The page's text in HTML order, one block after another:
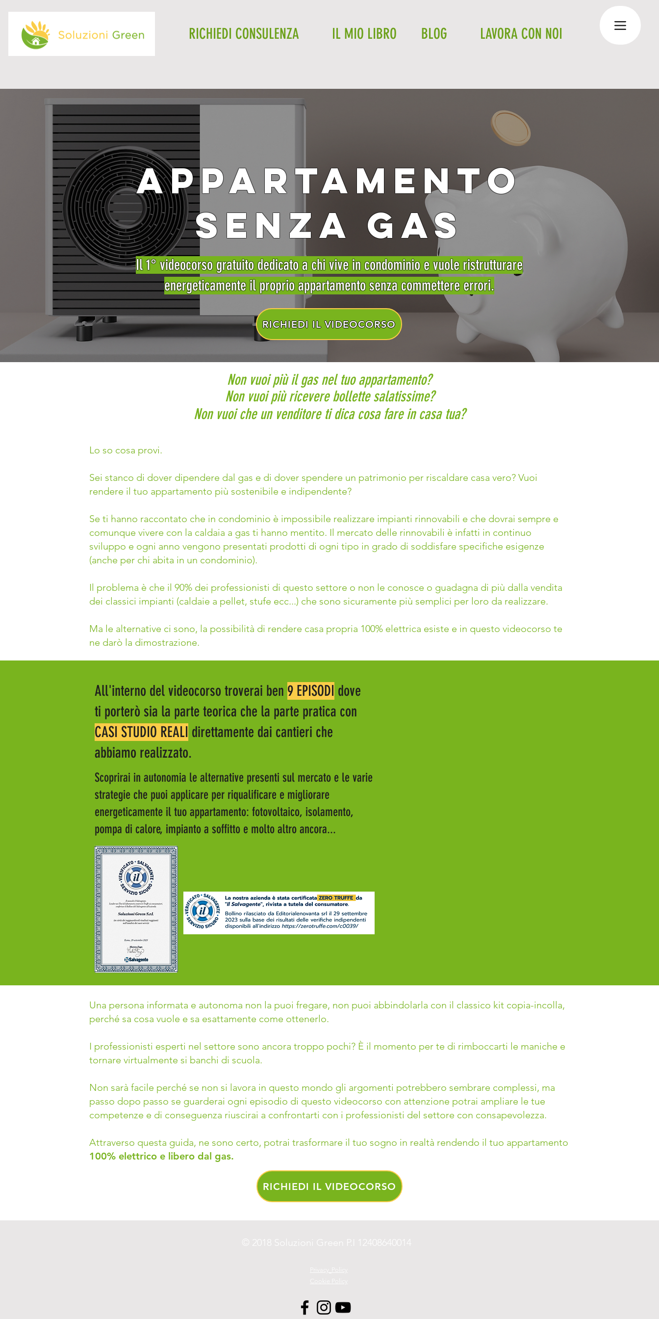
RICHIEDI CONSULENZA IL MIO LIBRO BLOG LAVORA CON NOI
APPARTAMENTO
SENZA GAS
Il 1° videocorso gratuito dedicato a chi vive in condominio e vuole ristrutturare
energeticamente il proprio appartamento senza commettere errori.
RICHIEDI IL VIDEOCORSO
Non vuoi più ricevere bollette salatissime?
Non vuoi che un venditore ti dica cosa fare in casa tua?
Non vuoi più il gas nel tuo appartamento?
Lo so cosa provi.
Sei stanco di dover dipendere dal gas e di dover spendere un patrimonio per riscaldare casa vero? Vuoi
rendere il tuo appartamento più sostenibile e indipendente?
Se ti hanno raccontato che in condominio è impossibile realizzare impianti rinnovabili e che dovrai sempre e
comunque vivere con la caldaia a gas ti hanno mentito. Il mercato delle rinnovabili è infatti in continuo
sviluppo e ogni anno vengono presentati prodotti di ogni tipo in grado di soddisfare specifiche esigenze
(anche per chi abita in un condominio).
Il problema è che il 90% dei professionisti di questo settore o non le conosce o guadagna di più dalla vendita
dei classici impianti (caldaie a pellet, stufe ecc...) che sono sicuramente più semplici per loro da realizzare.
Ma le alternative ci sono, la possibilità di rendere casa propria 100% elettrica esiste e in questo videocorso te
ne darò la dimostrazione.
All'interno del videocorso troverai ben 9 EPISODI dove
ti porterò sia la parte teorica che la parte pratica con
CASI STUDIO REALI direttamente dai cantieri che
abbiamo realizzato.
Scoprirai in autonomia le alternative presenti sul mercato e le varie
strategie che puoi applicare per riqualificare e migliorare
energeticamente il tuo appartamento: fotovoltaico, isolamento,
pompa di calore, impianto a soffitto e molto altro ancora...
Una persona informata e autonoma non la puoi fregare, non puoi abbindolarla con il classico kit copia-incolla,
perché sa cosa vuole e sa esattamente come ottenerlo.
I professionisti esperti nel settore sono ancora troppo pochi? È il momento per te di rimboccarti le maniche e
tornare virtualmente si banchi di scuola.
Non sarà facile perché se non si lavora in questo mondo gli argomenti potrebbero sembrare complessi, ma
passo dopo passo se guarderai ogni episodio di questo videocorso con attenzione potrai ampliare le tue
competenze e di conseguenza riuscirai a confrontarti con i professionisti del settore con consapevolezza.
Attraverso questa guida, ne sono certo, potrai trasformare il tuo sogno in realtà rendendo il tuo appartamento
100% elettrico e libero dal gas.
RICHIEDI IL VIDEOCORSO
© 2018 Soluzioni Green P.I 12408640014